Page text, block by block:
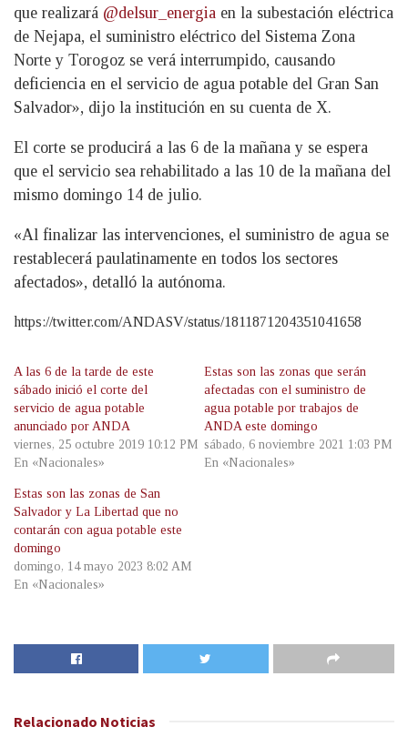
que realizará @delsur_energia en la subestación eléctrica
de Nejapa, el suministro eléctrico del Sistema Zona
Norte y Torogoz se verá interrumpido, causando
deficiencia en el servicio de agua potable del Gran San
Salvador», dijo la institución en su cuenta de X.
El corte se producirá a las 6 de la mañana y se espera
que el servicio sea rehabilitado a las 10 de la mañana del
mismo domingo 14 de julio.
«Al finalizar las intervenciones, el suministro de agua se
restablecerá paulatinamente en todos los sectores
afectados», detalló la autónoma.
https://twitter.com/ANDASV/status/1811871204351041658
A las 6 de la tarde de este
sábado inició el corte del
servicio de agua potable
anunciado por ANDA
viernes, 25 octubre 2019 10:12 PM
En «Nacionales»
Estas son las zonas que serán
afectadas con el suministro de
agua potable por trabajos de
ANDA este domingo
sábado, 6 noviembre 2021 1:03 PM
En «Nacionales»
Estas son las zonas de San
Salvador y La Libertad que no
contarán con agua potable este
domingo
domingo, 14 mayo 2023 8:02 AM
En «Nacionales»
Relacionado Noticias